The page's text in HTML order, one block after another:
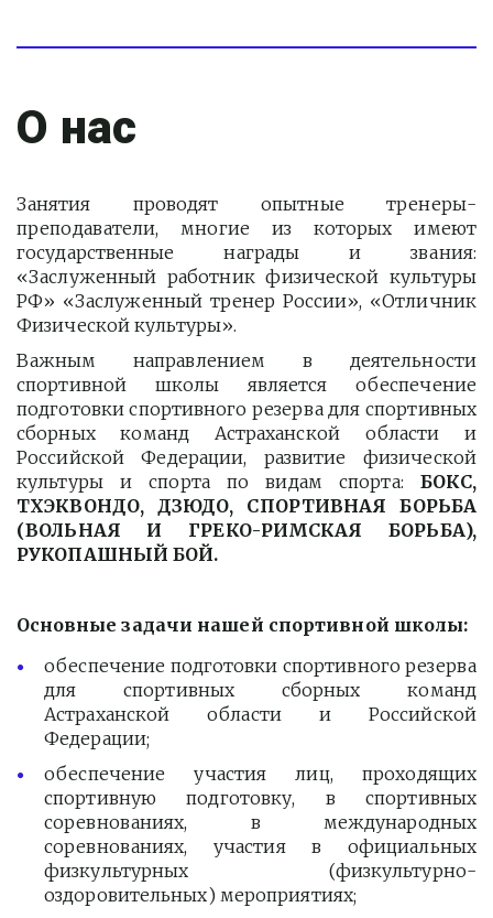
О нас
Занятия проводят опытные тренеры-
преподаватели, многие из которых имеют
государственные награды и звания:
«Заслуженный работник физической культуры
РФ» «Заслуженный тренер России», «Отличник
Физической культуры».
Важным направлением в деятельности
спортивной школы является обеспечение
подготовки спортивного резерва для спортивных
сборных команд Астраханской области и
Российской Федерации, развитие физической
культуры и спорта по видам спорта: БОКС,
ТХЭКВОНДО, ДЗЮДО, СПОРТИВНАЯ БОРЬБА
(ВОЛЬНАЯ И ГРЕКО-РИМСКАЯ БОРЬБА),
РУКОПАШНЫЙ БОЙ.
Основные задачи нашей спортивной школы:
обеспечение подготовки спортивного резерва
для спортивных сборных команд
Астраханской области и Российской
Федерации;
обеспечение участия лиц, проходящих
спортивную подготовку, в спортивных
соревнованиях, в международных
соревнованиях, участия в официальных
физкультурных (физкультурно-
оздоровительных) мероприятиях;